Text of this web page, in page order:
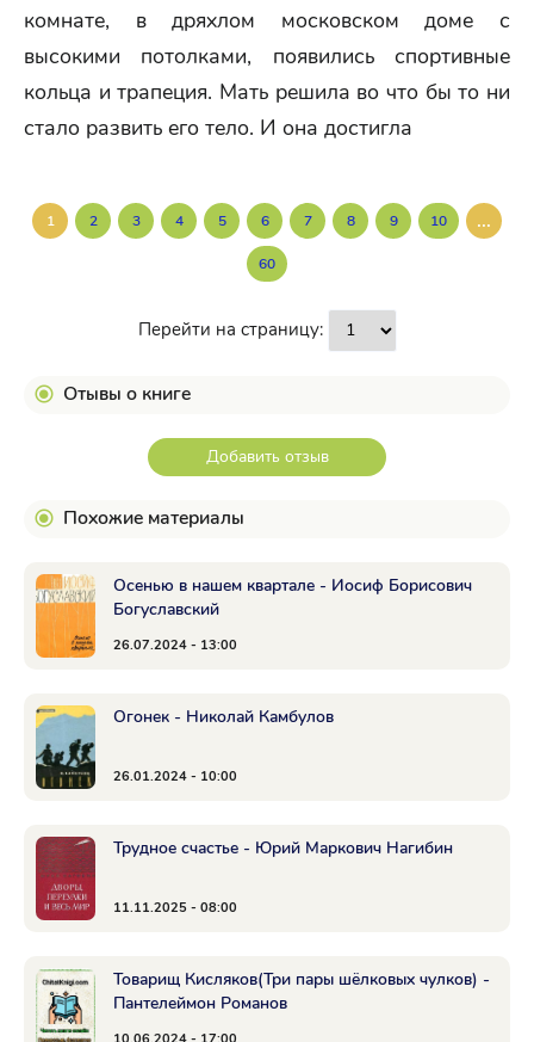
комнате, в дряхлом московском доме с
высокими потолками, появились спортивные
кольца и трапеция. Мать решила во что бы то ни
стало развить его тело. И она достигла
1 2 3 4 5 6 7 8 9 10 ...
60
Перейти на страницу:
Отывы о книге
Добавить отзыв
Похожие материалы
Осенью в нашем квартале - Иосиф Борисович
Богуславский
26.07.2024 - 13:00
Огонек - Николай Камбулов
26.01.2024 - 10:00
Трудное счастье - Юрий Маркович Нагибин
11.11.2025 - 08:00
Товарищ Кисляков(Три пары шёлковых чулков) -
Пантелеймон Романов